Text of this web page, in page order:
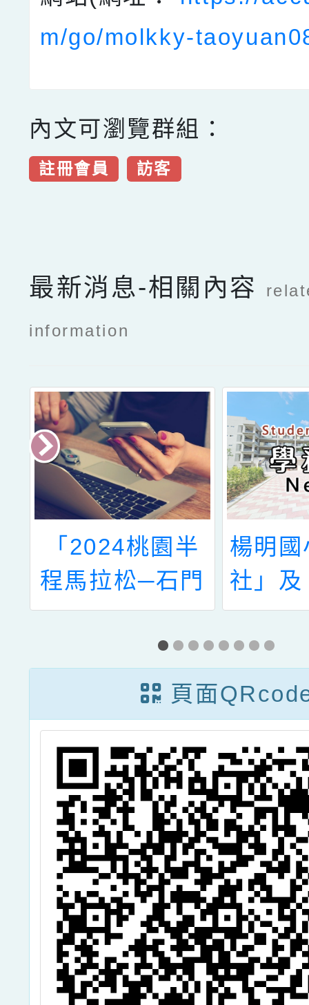
m/go/molkky-
內文可瀏覽群組：
註冊會員 訪客
最新消息-相關內容
information
「2024桃園半
程馬拉松─石門
水庫楓半馬」活
動報名
楊明
社」
泳訓
頁面